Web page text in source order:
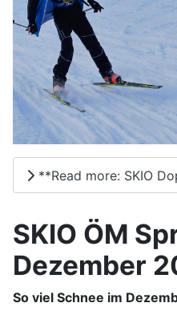
**Read more: SKIO
SKIO ÖM
Dezember
So viel Schnee im